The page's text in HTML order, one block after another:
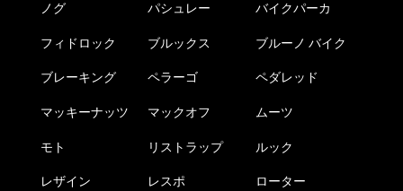
ノグ パシュレー バイクパーカ
フィドロック ブルックス ブルーノ バイク
ブレーキング ペラーゴ ペダレッド
マッキーナッツ マックオフ ムーツ
モト リストラップ ルック
レザイン レスポ ローター